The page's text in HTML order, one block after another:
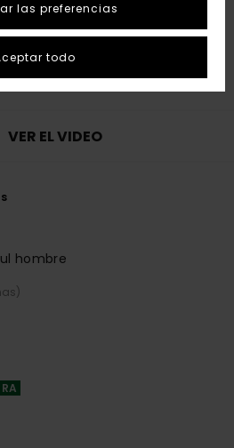
VER EL VIDEO
hombre
las preferencias
todo